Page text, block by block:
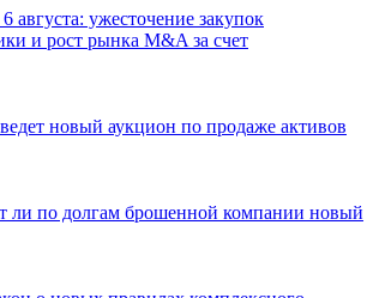
августа: ужесточение закупок
и рост рынка M&A за счет
новый аукцион по продаже активов
ли по долгам брошенной компании новый